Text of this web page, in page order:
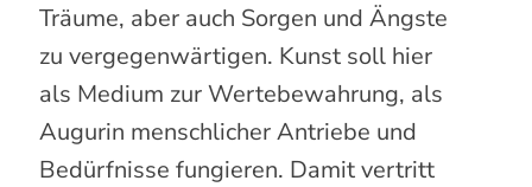
Träume, aber auch Sorgen und Ängste
zu vergegenwärtigen. Kunst soll hier
als Medium zur Wertebewahrung, als
Augurin menschlicher Antriebe und
Bedürfnisse fungieren. Damit vertritt